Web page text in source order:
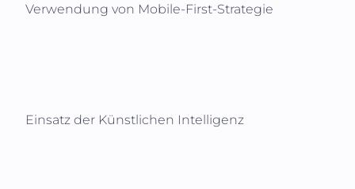
Verwendung von Mobile-First-Strategie
Einsatz der Künstlichen Intelligenz